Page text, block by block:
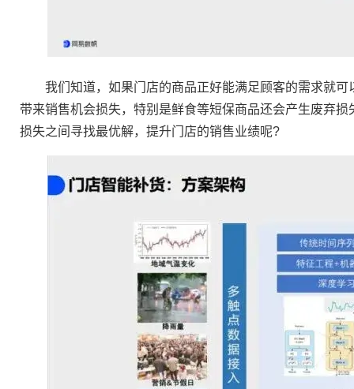
我们知道，如果门店的商品正好能满足顾客的需求就可
带来销售机会损失，特别是鲜食等短保商品还会产生废弃
损失之间寻找最优解，提升门店的销售业绩呢?